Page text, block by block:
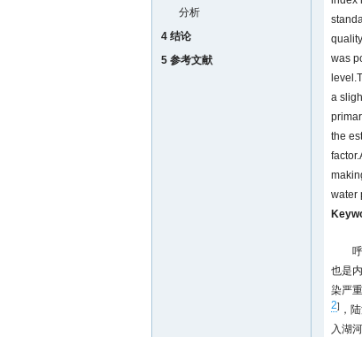
分析
4 结论
5 参考文献
was
a
the
water
也是
染严
2] ，
入湖